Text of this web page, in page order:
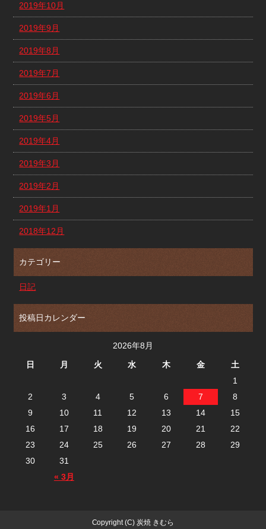
2019年10月
2019年9月
2019年8月
2019年7月
2019年6月
2019年5月
2019年4月
2019年3月
2019年2月
2019年1月
2018年12月
カテゴリー
日記
投稿日カレンダー
2026年8月
日
月 火 水 木 金 土
« 3月
1
2
3 4 5 6 7
8
9
10 11 12 13 14
15
16
17 18 19 20 21
22
23
24 25 26 27 28
29
30
31
Copyright (C) 炭焼 きむら